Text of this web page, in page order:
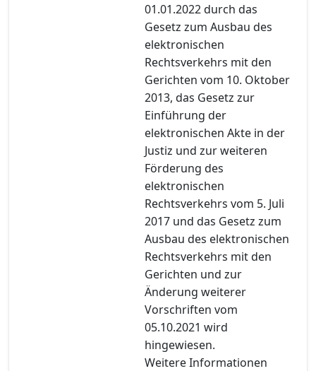
01.01.2022 durch das
Gesetz zum Ausbau des
elektronischen
Rechtsverkehrs mit den
Gerichten vom 10. Oktober
2013, das Gesetz zur
Einführung der
elektronischen Akte in der
Justiz und zur weiteren
Förderung des
elektronischen
Rechtsverkehrs vom 5. Juli
2017 und das Gesetz zum
Ausbau des elektronischen
Rechtsverkehrs mit den
Gerichten und zur
Änderung weiterer
Vorschriften vom
05.10.2021 wird
hingewiesen.
Weitere Informationen